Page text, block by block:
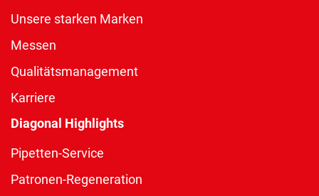
Unsere starken Marken
Messen
Qualitätsmanagement
Karriere
Diagonal Highlights
Pipetten-Service
Patronen-Regeneration